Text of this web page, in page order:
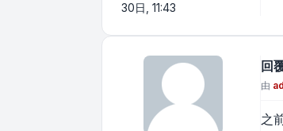
30日, 11:43
回
文章
由
之